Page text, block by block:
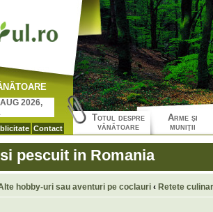
2026,
Contact
Totul despre
vânătoare
Arme şi
muniţii
pescuit in Romania
hobby-uri sau aventuri pe coclauri ‹ Retete